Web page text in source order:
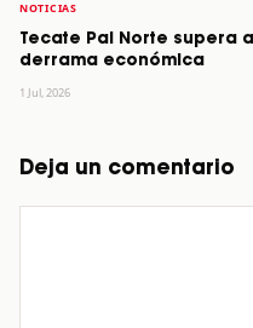
NOTICIAS
Tecate Pal Norte supera
derrama económica
1 Jul, 2026
Deja un comentario